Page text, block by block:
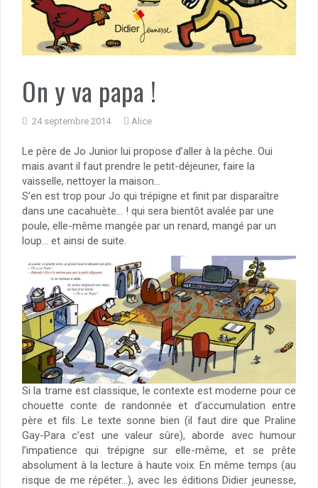
On y va papa !
24 septembre 2014 Alice
Le père de Jo Junior lui propose d’aller à la pêche. Oui
mais avant il faut prendre le petit-déjeuner, faire la
vaisselle, nettoyer la maison…
S’en est trop pour Jo qui trépigne et finit par disparaître
dans une cacahuète… ! qui sera bientôt avalée par une
poule, elle-même mangée par un renard, mangé par un
loup… et ainsi de suite.
Si la trame est classique, le contexte est moderne pour ce
chouette conte de randonnée et d’accumulation entre
père et fils. Le texte sonne bien (il faut dire que Praline
Gay-Para c’est une valeur sûre), aborde avec humour
l’impatience qui trépigne sur elle-même, et se prête
absolument à la lecture à haute voix. En même temps (au
risque de me répéter…), avec les éditions Didier jeunesse,